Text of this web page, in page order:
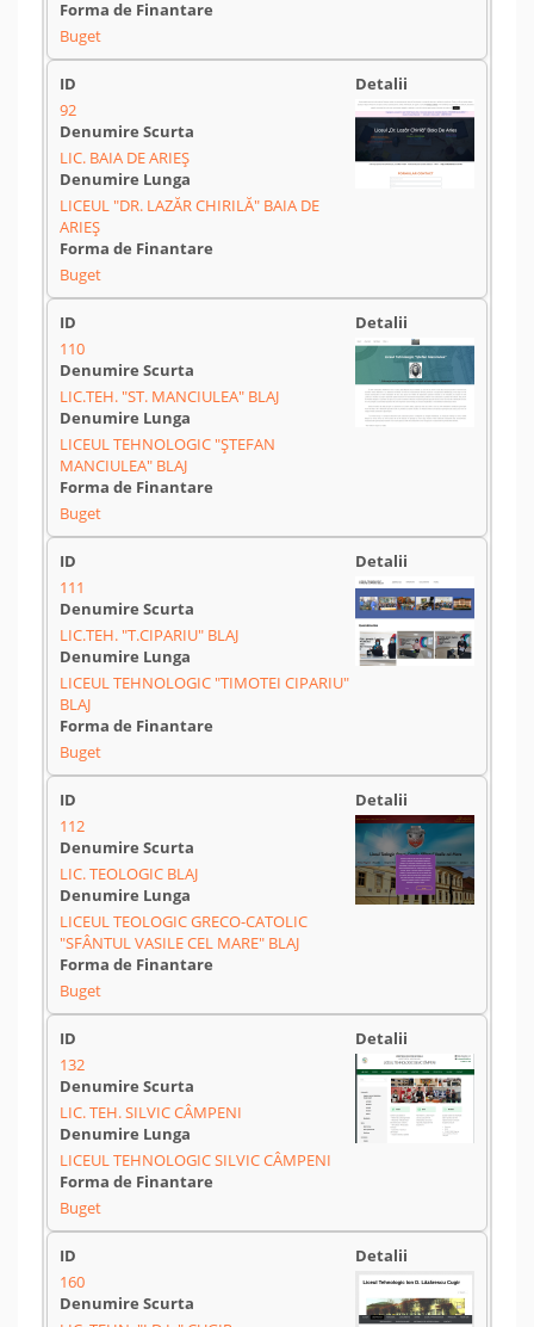
Buget
92
LIC. BAIA DE ARIEȘ
LICEUL "DR. LAZĂR CHIRILĂ" BAIA DE
ARIEȘ
Buget
110
LIC.TEH. "ST. MANCIULEA" BLAJ
LICEUL TEHNOLOGIC "ȘTEFAN
MANCIULEA" BLAJ
Buget
111
LIC.TEH. "T.CIPARIU" BLAJ
LICEUL TEHNOLOGIC "TIMOTEI CIPARIU"
BLAJ
Buget
112
LIC. TEOLOGIC BLAJ
LICEUL TEOLOGIC GRECO-CATOLIC
"SFÂNTUL VASILE CEL MARE" BLAJ
Buget
132
LIC. TEH. SILVIC CÂMPENI
LICEUL TEHNOLOGIC SILVIC CÂMPENI
Buget
160